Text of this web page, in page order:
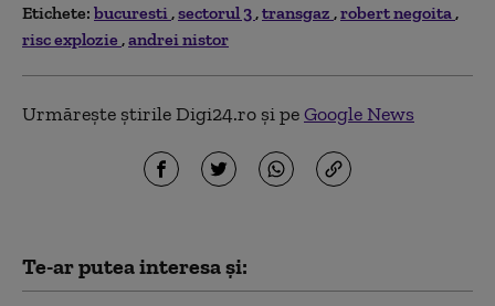
Etichete: bucuresti sectorul 3 transgaz robert negoita
risc explozie andrei nistor
Urmărește știrile Digi24.ro și peGoogle News
Te-ar putea interesa și: